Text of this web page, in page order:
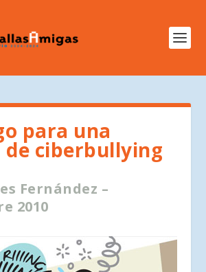
para una
ciberbullying
Fernández –
2010